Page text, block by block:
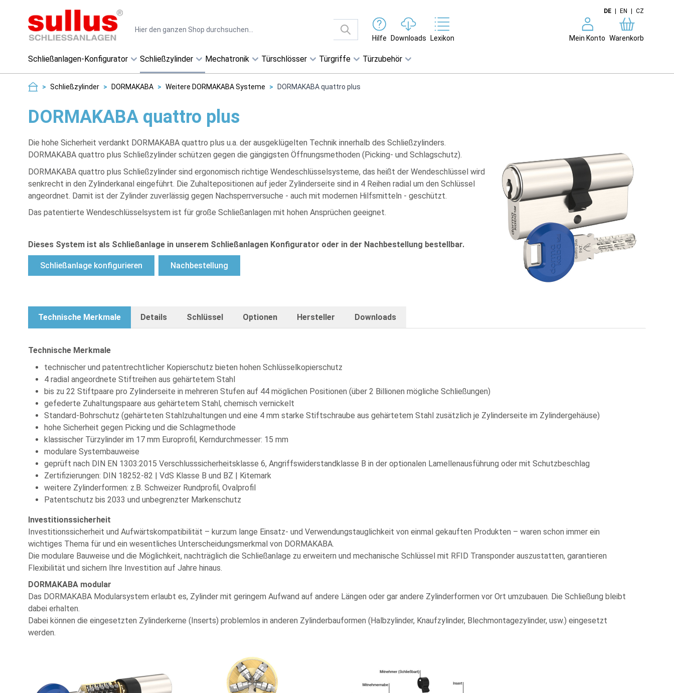
DE EN CZ
Hilfe
Downloads Lexikon Mein Konto Warenkorb
Schließanlagen-Konfigurator Schließzylinder Mechatronik Türschlösser Türgriffe Türzubehör
> Schließzylinder > DORMAKABA > Weitere DORMAKABA Systeme > DORMAKABA quattro plus
DORMAKABA quattro plus
Die hohe Sicherheit verdankt DORMAKABA quattro plus u.a. der ausgeklügelten Technik innerhalb des Schließzylinders.
DORMAKABA quattro plus Schließzylinder schützen gegen die gängigsten Öffnungsmethoden (Picking- und Schlagschutz).
DORMAKABA quattro plus Schließzylinder sind ergonomisch richtige Wendeschlüsselsysteme, das heißt der Wendeschlüssel wird
senkrecht in den Zylinderkanal eingeführt. Die Zuhaltepositionen auf jeder Zylinderseite sind in 4 Reihen radial um den Schlüssel
angeordnet. Damit ist der Zylinder zuverlässig gegen Nachsperrversuche - auch mit modernen Hilfsmitteln - geschützt.
Das patentierte Wendeschlüsselsystem ist für große Schließanlagen mit hohen Ansprüchen geeignet.
Dieses System ist als Schließanlage in unserem Schließanlagen Konfigurator oder in der Nachbestellung bestellbar.
Schließanlage konfigurieren Nachbestellung
Technische Merkmale Details Schlüssel Optionen Hersteller Downloads
Technische Merkmale
technischer und patentrechtlicher Kopierschutz bieten hohen Schlüsselkopierschutz
4 radial angeordnete Stiftreihen aus gehärtetem Stahl
bis zu 22 Stiftpaare pro Zylinderseite in mehreren Stufen auf 44 möglichen Positionen (über 2 Billionen mögliche Schließungen)
gefederte Zuhaltungspaare aus gehärtetem Stahl, chemisch vernickelt
Standard-Bohrschutz (gehärteten Stahlzuhaltungen und eine 4 mm starke Stiftschraube aus gehärtetem Stahl zusätzlich je Zylinderseite im Zylindergehäuse)
hohe Sicherheit gegen Picking und die Schlagmethode
klassischer Türzylinder im 17 mm Europrofil, Kerndurchmesser: 15 mm
modulare Systembauweise
geprüft nach DIN EN 1303:2015 Verschlusssicherheitsklasse 6, Angriffswiderstandklasse B in der optionalen Lamellenausführung oder mit Schutzbeschlag
Zertifizierungen: DIN 18252-82 | VdS Klasse B und BZ | Kitemark
weitere Zylinderformen: z.B. Schweizer Rundprofil, Ovalprofil
Patentschutz bis 2033 und unbegrenzter Markenschutz
Investitionssicherheit
Investitionssicherheit und Aufwärtskompatibilität – kurzum lange Einsatz- und Verwendungstauglichkeit von einmal gekauften Produkten – waren schon immer ein
wichtiges Thema für und ein wesentliches Unterscheidungsmerkmal von DORMAKABA.
Die modulare Bauweise und die Möglichkeit, nachträglich die Schließanlage zu erweitern und mechanische Schlüssel mit RFID Transponder auszustatten, garantieren
Flexibilität und sichern Ihre Investition auf Jahre hinaus.
DORMAKABA modular
Das DORMAKABA Modularsystem erlaubt es, Zylinder mit geringem Aufwand auf andere Längen oder gar andere Zylinderformen vor Ort umzubauen. Die Schließung bleibt
dabei erhalten.
Dabei können die eingesetzten Zylinderkerne (Inserts) problemlos in anderen Zylinderbauformen (Halbzylinder, Knaufzylinder, Blechmontagezylinder, usw.) eingesetzt
werden.